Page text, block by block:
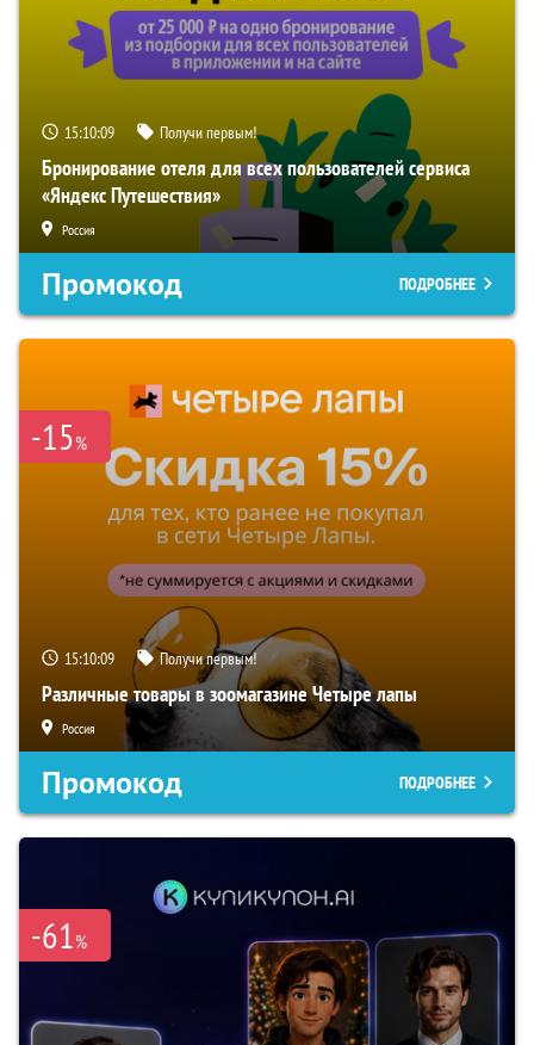
15:10:08 Получи первым!
Бронирование отеля для всех пользователей сервиса
«Яндекс Путешествия»
Россия
Промокод ПОДРОБНЕЕ
-15%
15:10:08 Получи первым!
Различные товары в зоомагазине Четыре лапы
Россия
Промокод ПОДРОБНЕЕ
-61%